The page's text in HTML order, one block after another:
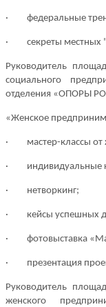
· федеральные
· секреты местных
Руководитель
социального
отделения «ОПОРЫ
«Женское
· мастер-классы
· индивидуальные
· нетворкинг;
· кейсы успешных
· фотовыставка
· презентация
Руководитель
женского